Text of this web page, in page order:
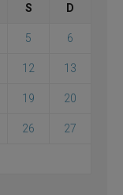
S D
5 6
12 13
19 20
26 27